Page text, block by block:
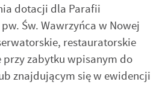
dotacji dla Parafii
Św. Wawrzyńca w Nowej
restauratorskie
zabytku wpisanym do
znajdującym się w ewidencji